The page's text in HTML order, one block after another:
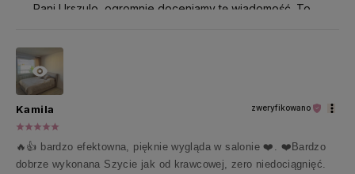
Pani Urszulo, ogromnie doceniamy tę wiadomość. To
Kamila zweryfikowano
🔥👍️ bardzo efektowna, pięknie wygląda w salonie ❤️. ❤️Bardzo
dobrze wykonana Szycie jak od krawcowej, zero niedociągnięć.